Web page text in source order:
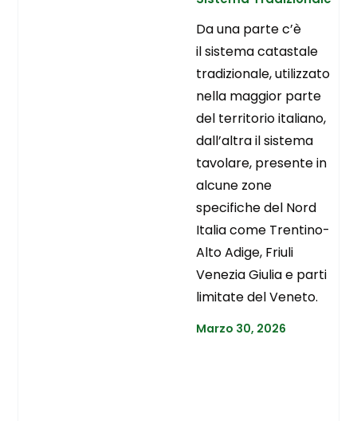
Da una parte c’è
il sistema catastale
tradizionale, utilizzato
nella maggior parte
del territorio italiano,
dall’altra il sistema
tavolare, presente in
alcune zone
specifiche del Nord
Italia come Trentino-
Alto Adige, Friuli
Venezia Giulia e parti
limitate del Veneto.
Marzo 30, 2026